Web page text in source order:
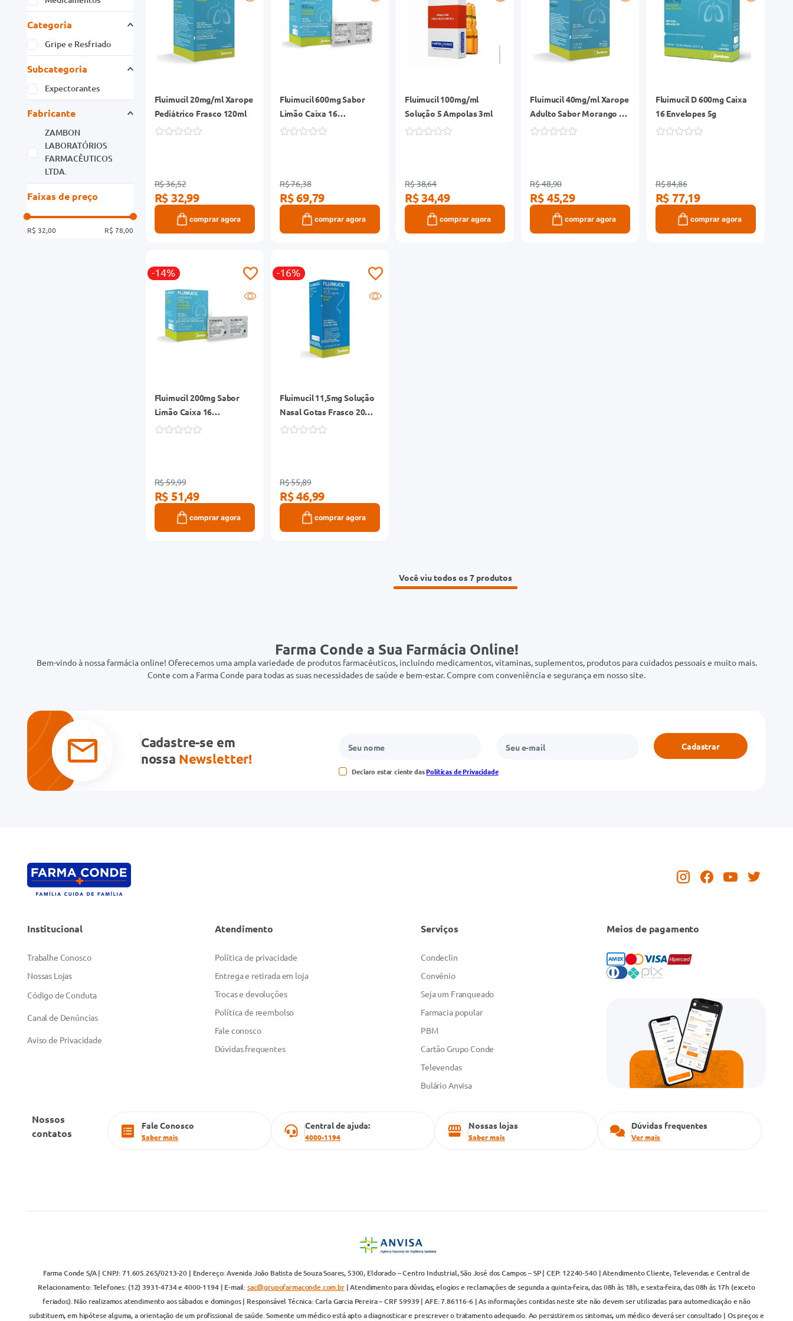
Categoria
Gripe e Resfriado
Subcategoria
Expectorantes
Fabricante
ZAMBON
LABORATÓRIOS
FARMACÊUTICOS
LTDA.
Faixas de preço
R$ 32,00 R$ 78,00
Fluimucil 20mg/ml Xarope
Pediátrico Frasco 120ml
R$ 36,52
R$ 32,99
comprar agora
Fluimucil 600mg Sabor
Limão Caixa 16
Comprimidos
R$ 76,38
R$ 69,79
comprar agora
Fluimucil 100mg/ml
Solução 5 Ampolas 3ml
R$ 38,64
R$ 34,49
comprar agora
Fluimucil 40mg/ml Xarope
Adulto Sabor Morango e
Romã Frasco 120ml
R$ 48,90
R$ 45,29
comprar agora
Fluimucil D 600mg Caixa
16 Envelopes 5g
R$ 84,86
R$ 77,19
comprar agora
-14%
Fluimucil 200mg Sabor
Limão Caixa 16
Comprimidos
R$ 59,99
R$ 51,49
comprar agora
-16%
Fluimucil 11,5mg Solução
Nasal Gotas Frasco 20ml
+ Micronebulizador
R$ 55,89
R$ 46,99
comprar agora
Você viu todos os 7
Farma Conde a Sua Farmácia Online!
Bem-vindo à nossa farmácia online! Oferecemos uma ampla variedade de produtos farmacêuticos, incluindo medicamentos, vitaminas, suplementos, produtos para cuidados pessoais e muito mais.
Conte com a Farma Conde para todas as suas necessidades de saúde e bem-estar. Compre com conveniência e segurança em nosso site.
Cadastre-se em
nossa Newsletter!
Declaro estar ciente dasPolíticas de Privacidade
Cadastrar
Institucional
Trabalhe Conosco
Nossas Lojas
Código de Conduta
Canal de Denúncias
Aviso de Privacidade
Atendimento
Política de privacidade
Entrega e retirada em loja
Trocas e devoluções
Política de reembolso
Fale conosco
Dúvidas frequentes
Serviços
Condeclin
Convênio
Seja um Franqueado
Farmacia popular
PBM
Cartão Grupo Conde
Televendas
Bulário Anvisa
Meios de pagamento
Nossos
contatos
Fale Conosco
Saber mais
Central de ajuda:
4000-1194
Nossas lojas
Saber mais
Dúvidas frequentes
Ver mais
Farma Conde S/A | CNPJ: 71.605.265/0213-20 | Endereço: Avenida João Batista de Souza Soares, 5300, Eldorado – Centro Industrial, São José dos Campos – SP | CEP: 12240-540 | Atendimento Cliente, Televendas e Central de
Relacionamento: Telefones: (12) 3931-4734 e 4000-1194 | E-mail:sac@grupofarmaconde.com.br| Atendimento para dúvidas, elogios e reclamações de segunda a quinta-feira, das 08h às 18h, e sexta-feira, das 08h às 17h (exceto
feriados). Não realizamos atendimento aos sábados e domingos | Responsável Técnica: Carla Garcia Pereira – CRF 59939 | AFE: 7.86116-6 | As informações contidas neste site não devem ser utilizadas para automedicação e não
substituem, em hipótese alguma, a orientação de um profissional de saúde. Somente um médico está apto a diagnosticar e prescrever o tratamento adequado. Ao persistirem os sintomas, um médico deverá ser consultado | Os preços e